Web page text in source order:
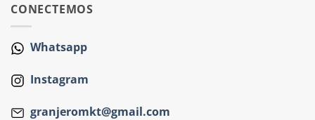
CONECTEMOS
Whatsapp
Instagram
granjeromkt@gmail.com